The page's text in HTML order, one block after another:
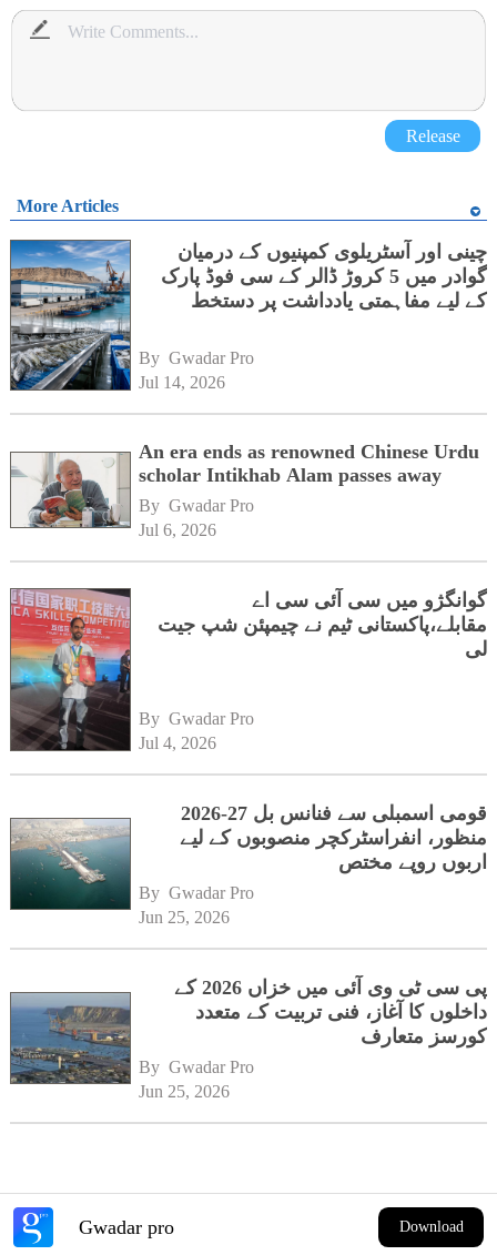
Release
More Articles
چینی اور آسٹریلوی کمپنیوں کے درمیان
گوادر میں 5 کروڑ ڈالر کے سی فوڈ پارک
کے لیے مفاہمتی یادداشت پر دستخط
By Gwadar Pro
Jul 14, 2026
An era ends as renowned Chinese Urdu
scholar Intikhab Alam passes away
By Gwadar Pro
Jul 6, 2026
گوانگژو میں سی آئی سی اے
مقابلے،پاکستانی ٹیم نے چیمپئن شپ جیت
لی
By Gwadar Pro
Jul 4, 2026
قومی اسمبلی سے فنانس بل 27-2026
منظور، انفراسٹرکچر منصوبوں کے لیے
اربوں روپے مختص
By Gwadar Pro
Jun 25, 2026
پی سی ٹی وی آئی میں خزاں 2026 کے
داخلوں کا آغاز، فنی تربیت کے متعدد
کورسز متعارف
By Gwadar Pro
Jun 25, 2026
Gwadar pro Download